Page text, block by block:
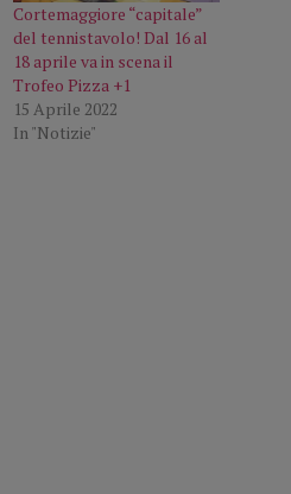
Cortemaggiore “capitale”
del tennistavolo! Dal 16 al
18 aprile va in scena il
Trofeo Pizza +1
15 Aprile 2022
In "Notizie"